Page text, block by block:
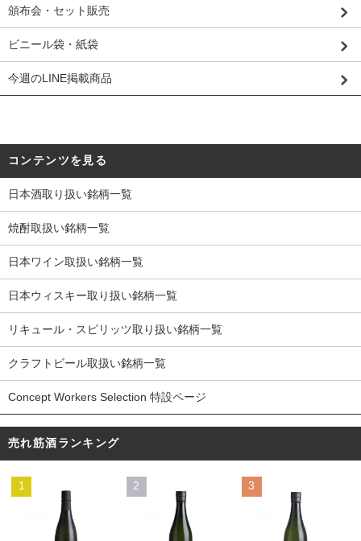
頒布会・セット販売
ビニール袋・紙袋
今週のLINE掲載商品
コンテンツを見る
日本酒取り扱い銘柄一覧
焼酎取扱い銘柄一覧
日本ワイン取扱い銘柄一覧
日本ウィスキー取り扱い銘柄一覧
リキュール・スピリッツ取り扱い銘柄一覧
クラフトビール取扱い銘柄一覧
Concept Workers Selection 特設ページ
売れ筋酒ランキング
1 2 3